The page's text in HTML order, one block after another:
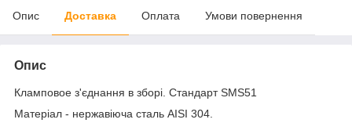
Опис Доставка Оплата Умови повернення
Опис
Кламповое з'єднання в зборі. Стандарт SMS51
Матеріал - нержавіюча сталь AISI 304.